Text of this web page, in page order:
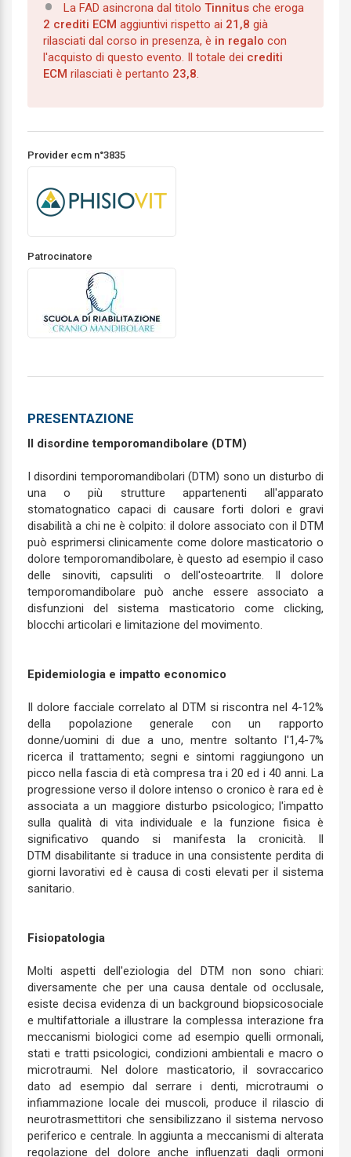
La FAD asincrona dal titolo Tinnitus che eroga
2 crediti ECM aggiuntivi rispetto ai 21,8 già
rilasciati dal corso in presenza, è in regalo con
l'acquisto di questo evento. Il totale dei crediti
ECM rilasciati è pertanto 23,8.
Provider ecm n°3835
Patrocinatore
PRESENTAZIONE
Il disordine temporomandibolare (DTM)
I disordini temporomandibolari (DTM) sono un disturbo di
una o più strutture appartenenti all'apparato
stomatognatico capaci di causare forti dolori e gravi
disabilità a chi ne è colpito: il dolore associato con il DTM
può esprimersi clinicamente come dolore masticatorio o
dolore temporomandibolare, è questo ad esempio il caso
delle sinoviti, capsuliti o dell'osteoartrite. Il dolore
temporomandibolare può anche essere associato a
disfunzioni del sistema masticatorio come clicking,
blocchi articolari e limitazione del movimento.
Epidemiologia e impatto economico
Il dolore facciale correlato al DTM si riscontra nel 4-12%
della popolazione generale con un rapporto
donne/uomini di due a uno, mentre soltanto l'1,4-7%
ricerca il trattamento; segni e sintomi raggiungono un
picco nella fascia di età compresa tra i 20 ed i 40 anni. La
progressione verso il dolore intenso o cronico è rara ed è
associata a un maggiore disturbo psicologico; l'impatto
sulla qualità di vita individuale e la funzione fisica è
significativo quando si manifesta la cronicità. Il
DTM disabilitante si traduce in una consistente perdita di
giorni lavorativi ed è causa di costi elevati per il sistema
sanitario.
Fisiopatologia
Molti aspetti dell'eziologia del DTM non sono chiari:
diversamente che per una causa dentale od occlusale,
esiste decisa evidenza di un background biopsicosociale
e multifattoriale a illustrare la complessa interazione fra
meccanismi biologici come ad esempio quelli ormonali,
stati e tratti psicologici, condizioni ambientali e macro o
microtraumi. Nel dolore masticatorio, il sovraccarico
dato ad esempio dal serrare i denti, microtraumi o
infiammazione locale dei muscoli, produce il rilascio di
neurotrasmettitori che sensibilizzano il sistema nervoso
periferico e centrale. In aggiunta a meccanismi di alterata
regolazione del dolore anche influenzati dagli ormoni